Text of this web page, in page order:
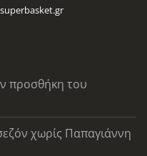
προσθήκη του
χωρίς Παπαγιάννη